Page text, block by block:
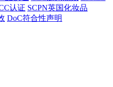
认证 SCPN英国化妆品
DoC符合性声明